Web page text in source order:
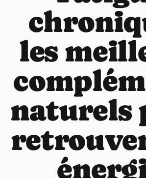
les
naturels